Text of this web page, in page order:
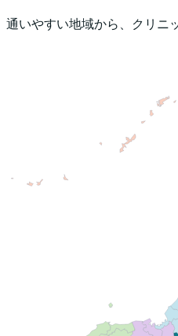
通いやすい地域から、クリニ